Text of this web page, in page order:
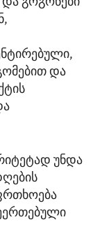
და
უნდა